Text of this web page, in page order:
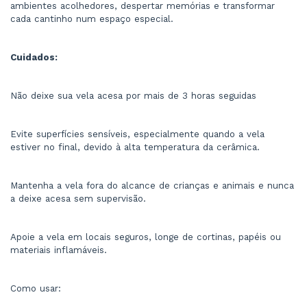
ambientes acolhedores, despertar memórias e transformar
cada cantinho num espaço especial.
Cuidados:
Não deixe sua vela acesa por mais de 3 horas seguidas
Evite superfícies sensíveis, especialmente quando a vela
estiver no final, devido à alta temperatura da cerâmica.
Mantenha a vela fora do alcance de crianças e animais e nunca
a deixe acesa sem supervisão.
Apoie a vela em locais seguros, longe de cortinas, papéis ou
materiais inflamáveis.
Como usar: